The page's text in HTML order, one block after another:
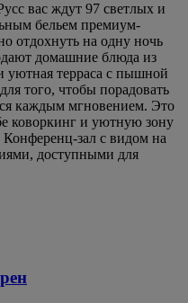
вас ждут 97 светлых и
бельем премиум-
отдохнуть на одну ночь
домашние блюда из
уютная терраса с пышной
того, чтобы порадовать
каждым мгновением. Это
коворкинг и уютную зону
зал с видом на
доступными для